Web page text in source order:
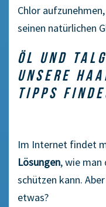
Chlor
seinen natürlichen
ÖL UND
UNSERE
TIPPS
Im Internet findet
Lösungen, wie man
schützen kann.
etwas?